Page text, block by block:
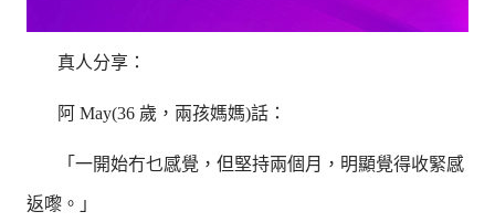
真人分享：
阿 May(36 歲，兩孩媽媽)話：
「一開始冇乜感覺，但堅持兩個月，明顯覺得收緊感
返嚟。」